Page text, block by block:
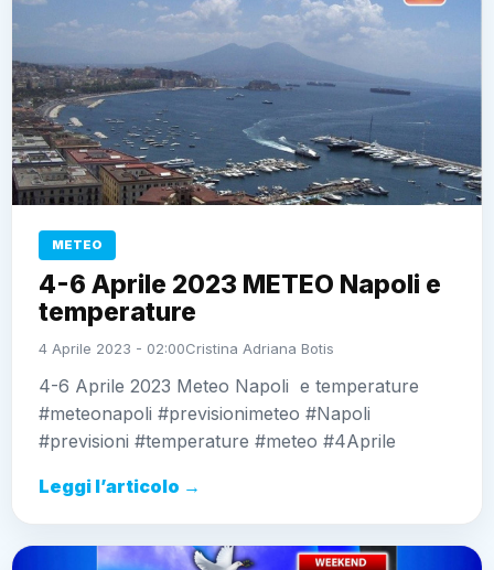
METEO
4-6 Aprile 2023 METEO Napoli e
temperature
4 Aprile 2023 - 02:00Cristina Adriana Botis
4-6 Aprile 2023 Meteo Napoli e temperature
#meteonapoli #previsionimeteo #Napoli
#previsioni #temperature #meteo #4Aprile
Leggi l’articolo →